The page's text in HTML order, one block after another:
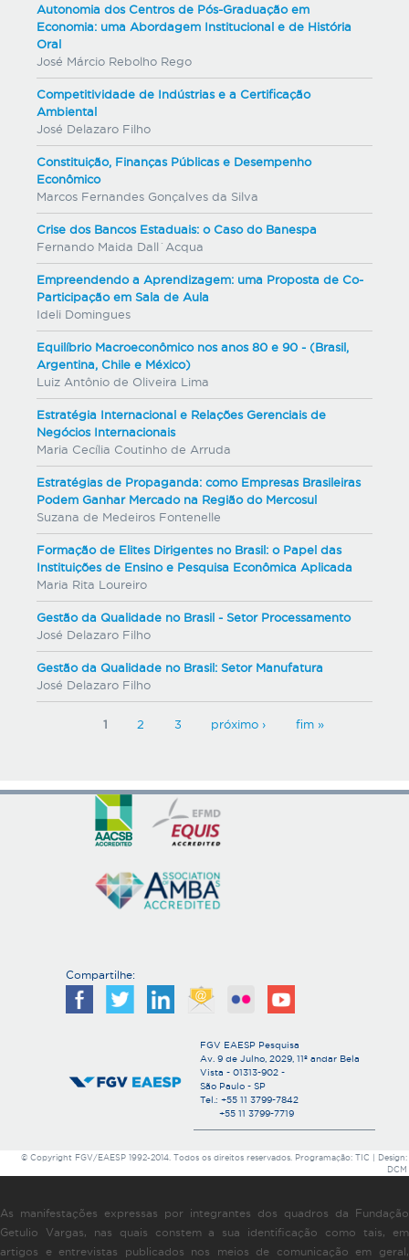
Autonomia dos Centros de Pós-Graduação em
Economia: uma Abordagem Institucional e de História
Oral
José Márcio Rebolho Rego
Competitividade de Indústrias e a Certificação
Ambiental
José Delazaro Filho
Constituição, Finanças Públicas e Desempenho
Econômico
Marcos Fernandes Gonçalves da Silva
Crise dos Bancos Estaduais: o Caso do Banespa
Fernando Maida Dall´Acqua
Empreendendo a Aprendizagem: uma Proposta de Co-
Participação em Sala de Aula
Ideli Domingues
Equilíbrio Macroeconômico nos anos 80 e 90 - (Brasil,
Argentina, Chile e México)
Luiz Antônio de Oliveira Lima
Estratégia Internacional e Relações Gerenciais de
Negócios Internacionais
Maria Cecília Coutinho de Arruda
Estratégias de Propaganda: como Empresas Brasileiras
Podem Ganhar Mercado na Região do Mercosul
Suzana de Medeiros Fontenelle
Formação de Elites Dirigentes no Brasil: o Papel das
Instituições de Ensino e Pesquisa Econômica Aplicada
Maria Rita Loureiro
Gestão da Qualidade no Brasil - Setor Processamento
José Delazaro Filho
Gestão da Qualidade no Brasil: Setor Manufatura
José Delazaro Filho
n
1 2 3 próximo › fim »
Compartilhe:
FGV EAESP Pesquisa
Av. 9 de Julho, 2029, 11º andar Bela
Vista - 01313-902 -
São Paulo - SP
Tel.: +55 11 3799-7842
+55 11 3799-7719
© Copyright FGV/EAESP 1992-2014. Todos os direitos reservados. Programação: TIC | Design:
DCM
As manifestações expressas por integrantes dos quadros da Fundação
Getulio Vargas, nas quais constem a sua identificação como tais, em
artigos e entrevistas publicados nos meios de comunicação em geral,